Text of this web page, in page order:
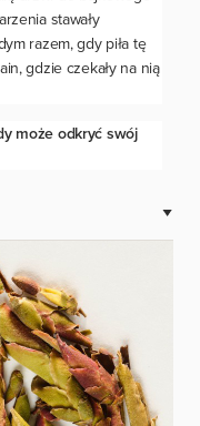
stawały
razem, gdy piła tę
gdzie czekały na nią
może odkryć swój